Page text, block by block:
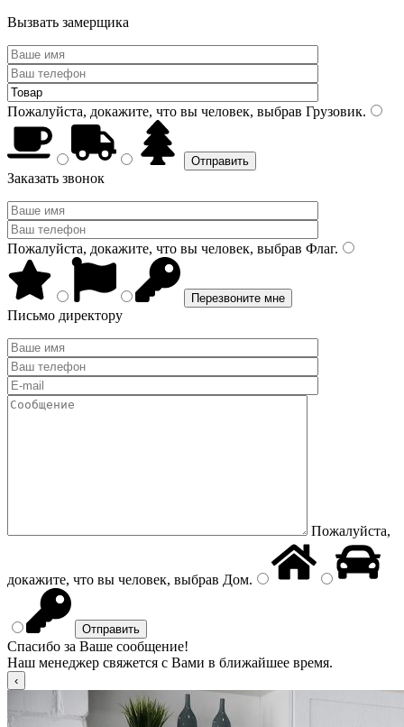
Вызвать замерщика
Пожалуйста, докажите, что вы человек, выбрав Грузовик.
Заказать звонок
Пожалуйста, докажите, что вы человек, выбрав Флаг.
Письмо директору
Пожалуйста,
докажите, что вы человек, выбрав Дом.
Спасибо за Ваше сообщение!
Наш менеджер свяжется с Вами в ближайшее время.